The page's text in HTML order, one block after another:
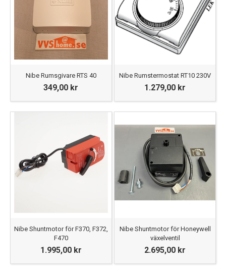
Nibe Rumsgivare RTS 40
349,00 kr
Nibe Rumstermostat RT10 230V
1.279,00 kr
Nibe Shuntmotor för F370, F372,
F470
1.995,00 kr
Nibe Shuntmotor för Honeywell
växelventil
2.695,00 kr